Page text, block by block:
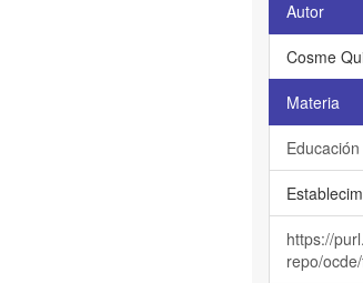
Autor
Cosme
Materia
https://
repo/